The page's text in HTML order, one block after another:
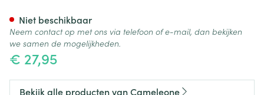
€ 27,95
Niet beschikbaar
Neem contact op met ons via telefoon of e-mail, dan bekijken
we samen de mogelijkheden.
Bekijk alle producten van Cameleone